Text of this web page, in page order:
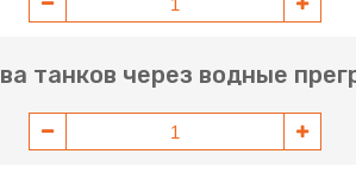
танков через водные